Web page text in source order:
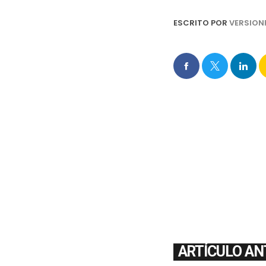
ESCRITO POR
ARTÍCULO